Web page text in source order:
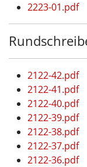
2223-01.pdf
2122-42.pdf
2122-41.pdf
2122-40.pdf
2122-39.pdf
2122-38.pdf
2122-37.pdf
2122-36.pdf